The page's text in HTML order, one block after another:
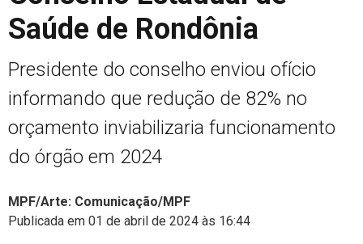
Saúde de Rondônia
Presidente do conselho enviou ofício
informando que redução de 82% no
orçamento inviabilizaria funcionamento
do órgão em 2024
MPF/Arte: Comunicação/MPF
Publicada em 01 de abril de 2024 às 16:44